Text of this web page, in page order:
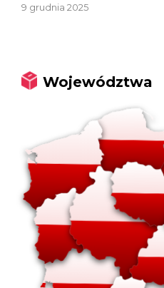
9 grudnia 2025
Województwa